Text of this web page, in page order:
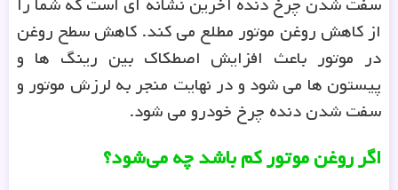
از کاهش روغن موتور مطلع می کند. کاهش سطح روغن
در موتور باعث افزایش اصطکاک بین رینگ ها و
پیستون ها می شود و در نهایت منجر به لرزش موتور و
سفت شدن دنده چرخ خودرو می شود.
اگر روغن موتور کم باشد چه می‌شود؟